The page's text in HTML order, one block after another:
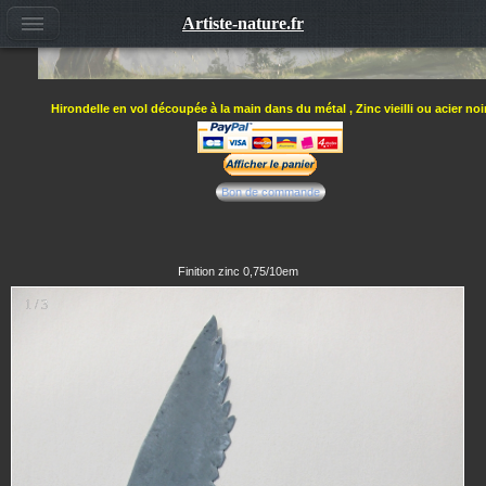
Hirondelle en vol découpée à la main dans du métal , Zinc vieilli ou acier
Bon de commande
Finition zinc 0,75/10em
1 / 3
Artiste-nature.fr